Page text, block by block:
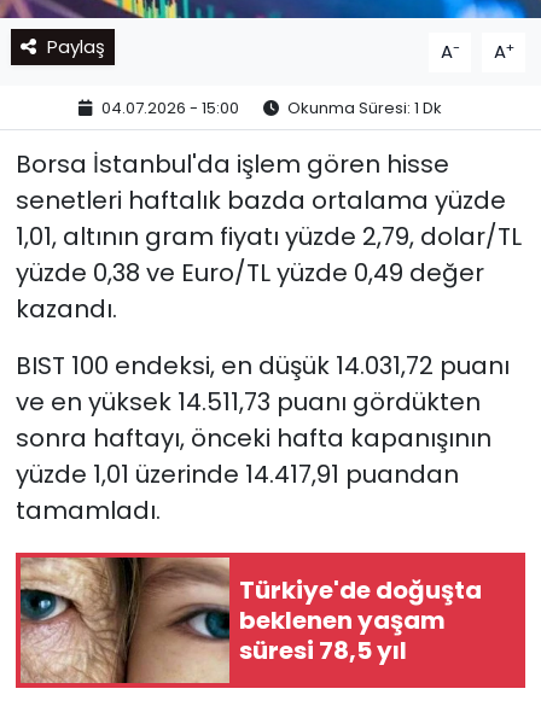
Paylaş A- A+
04.07.2026 - 15:00 Okunma Süresi: 1 Dk
Borsa İstanbul'da işlem gören hisse
senetleri haftalık bazda ortalama yüzde
1,01, altının gram fiyatı yüzde 2,79, dolar/TL
yüzde 0,38 ve Euro/TL yüzde 0,49 değer
kazandı.
BIST 100 endeksi, en düşük 14.031,72 puanı
ve en yüksek 14.511,73 puanı gördükten
sonra haftayı, önceki hafta kapanışının
yüzde 1,01 üzerinde 14.417,91 puandan
tamamladı.
Türkiye'de doğuşta
beklenen yaşam
süresi 78,5 yıl